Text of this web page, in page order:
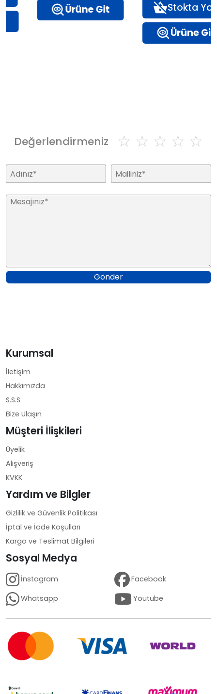
Ürüne Git
Stokta Yok
Ürüne Git
Değerlendirmeniz ☆ ☆ ☆ ☆ ☆
Gönder
Kurumsal
İletişim
Hakkımızda
S.S.S
Bize Ulaşın
Müşteri İlişkileri
Üyelik
Alışveriş
KVKK
Yardım ve Bilgler
Gizlilik ve Güvenlik Politikası
İptal ve İade Koşulları
Kargo ve Teslimat Bilgileri
Sosyal Medya
İnstagram
Facebook
Whatsapp
Youtube